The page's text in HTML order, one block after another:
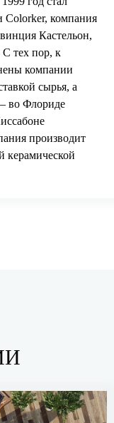
Colorker, компания
Кастельон,
С тех пор, к
компании
сырья, а
во Флориде
производит
керамической